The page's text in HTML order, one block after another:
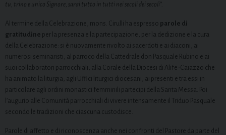
tu, trino e unico Signore, sarai tutto in tutti nei secoli dei secoli”.
Al termine della Celebrazione, mons. Cirulli ha espresso parole di
gratitudine per la presenza e la partecipazione, per la dedizione e la cura
della Celebrazione: si è nuovamente rivolto ai sacerdoti e ai diaconi, ai
numerosi seminaristi, al parroco della Cattedrale don Pasquale Rubino e ai
suoi collaboratori parrocchiali, alla Corale della Diocesi di Alife-Caiazzo che
ha animato la liturgia, agli Uffici liturgici diocesani, ai presenti e tra essi in
particolare agli ordini monastici femminili partecipi della Santa Messa. Poi
l’augurio alle Comunità parrocchiali di vivere intensamente il Triduo Pasquale
secondo le tradizioni che ciascuna custodisce.
Parole di affetto e di riconoscenza anche nei confronti del Pastore da parte del